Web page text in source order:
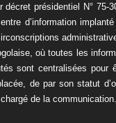
décret présidentiel N° 75-
d’information
où toutes les
sont centralisées pour
de par son statut
de la communication.